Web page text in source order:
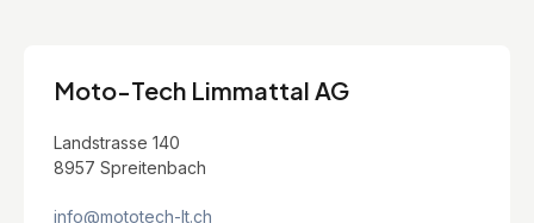
Moto-Tech Limmattal AG
Landstrasse 140
8957 Spreitenbach
info@mototech-lt.ch